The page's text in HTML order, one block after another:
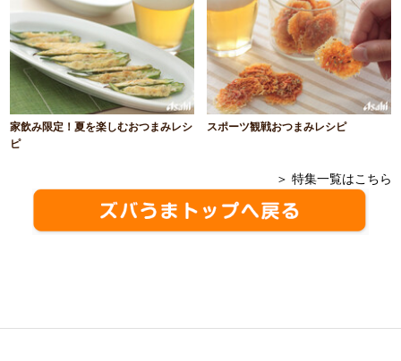
家飲み限定！夏を楽しむおつまみレシ
ピ
スポーツ観戦おつまみレシピ
＞ 特集一覧はこちら